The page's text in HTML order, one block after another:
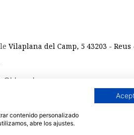
Vilaplana del Camp, 5 43203 - Reus
Condiciones de venta -
de algodón orgánico, como la
contenido personalizado
abre los ajustes.